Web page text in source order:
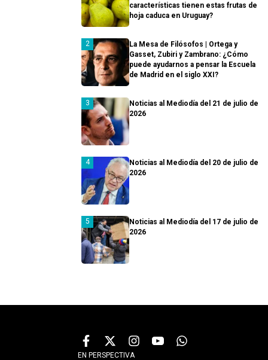
características tienen estas frutas de
hoja caduca en Uruguay?
La Mesa de Filósofos | Ortega y
Gasset, Zubiri y Zambrano: ¿Cómo
puede ayudarnos a pensar la Escuela
de Madrid en el siglo XXI?
Noticias al Mediodía del 21 de julio de
2026
Noticias al Mediodía del 20 de julio de
2026
Noticias al Mediodía del 17 de julio de
2026
EN PERSPECTIVA